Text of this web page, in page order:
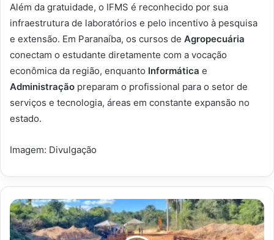
Além da gratuidade, o IFMS é reconhecido por sua
infraestrutura de laboratórios e pelo incentivo à pesquisa
e extensão. Em Paranaíba, os cursos de Agropecuária
conectam o estudante diretamente com a vocação
econômica da região, enquanto Informática e
Administração preparam o profissional para o setor de
serviços e tecnologia, áreas em constante expansão no
estado.
Imagem: Divulgação